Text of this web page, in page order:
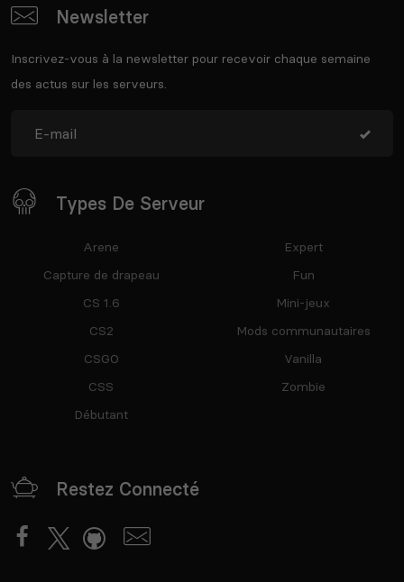
Newsletter
Inscrivez-vous à la newsletter pour recevoir chaque semaine
des actus sur les serveurs.
Types De Serveur
Arene
Capture de drapeau
CS 1.6
CS2
CSGO
CSS
Débutant
Expert
Fun
Mini-jeux
Mods communautaires
Vanilla
Zombie
Restez Connecté